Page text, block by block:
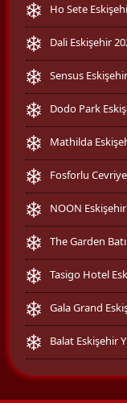
Ho Sete
Dali Eskişehir
Sensus
Dodo Park
Mathilda
Fosforlu Cevriye
NOON Eskişehir
The Garden
Tasigo Hotel
Gala Grand
Balat Eskişehir